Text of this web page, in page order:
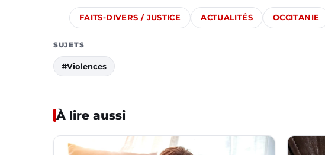
FAITS-DIVERS / JUSTICE ACTUALITÉS OCCITANIE
SUJETS
#Violences
À lire aussi